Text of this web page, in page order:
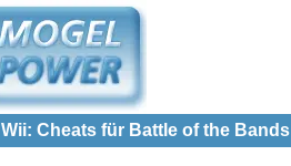
Wii: Cheats für Battle of the Bands